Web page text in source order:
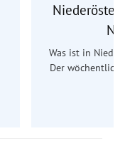
Was ist in
Der